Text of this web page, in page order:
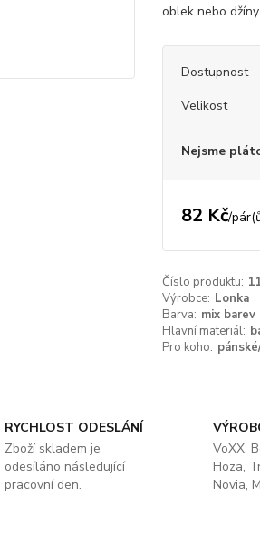
oblek nebo džíny.
Dostupnost
Velikost
Nejsme
82 Kč/
Číslo produktu:
Výrobce: Lonka
Barva: mix barev
Hlavní materiál:
Pro koho:
RYCHLOST ODESLÁNÍ
Zboží skladem je
odesíláno následující
pracovní den.
VoXX,
Hoza,
Novia,